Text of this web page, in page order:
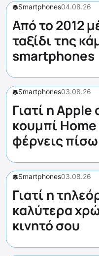
Smartphones04.08.26
Από το 2012
ταξίδι της
smartphones
Smartphones03.08.26
Γιατί η
κουμπί
φέρνεις πίσω
Smartphones03.08.26
Γιατί η
καλύτερα
κινητό σου